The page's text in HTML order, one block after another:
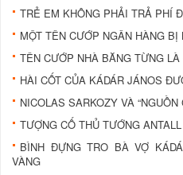
TRẺ EM KHÔNG PHẢI TRẢ PHÍ
MỘT TÊN CƯỚP NGÂN HÀNG
TÊN CƯỚP NHÀ BĂNG TỪNG
HÀI CỐT CỦA KÁDÁR JÁNOS
NICOLAS SARKOZY VÀ “NGUỒN
TƯỢNG CỐ THỦ TƯỚNG
BÌNH ĐỰNG TRO BÀ VỢ
VÀNG